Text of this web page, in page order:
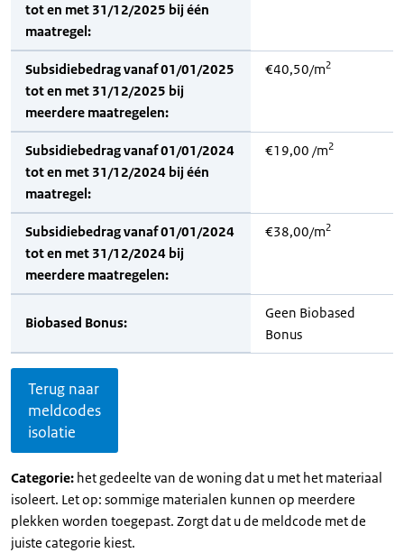
tot en met 31/12/2025 bij één
maatregel:
Subsidiebedrag vanaf 01/01/2025
tot en met 31/12/2025 bij
meerdere maatregelen:
€40,50/m2
Subsidiebedrag vanaf 01/01/2024
tot en met 31/12/2024 bij één
maatregel:
€19,00 /m2
Subsidiebedrag vanaf 01/01/2024
tot en met 31/12/2024 bij
meerdere maatregelen:
€38,00/m2
Biobased Bonus:
Geen Biobased
Bonus
Terug naar
meldcodes
isolatie
Categorie: het gedeelte van de woning dat u met het materiaal
isoleert. Let op: sommige materialen kunnen op meerdere
plekken worden toegepast. Zorgt dat u de meldcode met de
juiste categorie kiest.